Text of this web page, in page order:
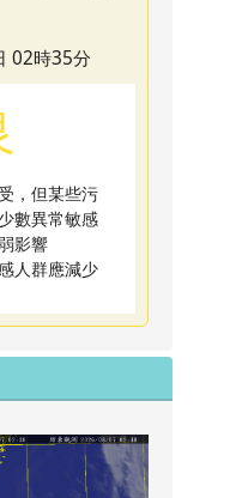
02時35分
，但某些污
數異常敏感
影響
人群應減少
link to